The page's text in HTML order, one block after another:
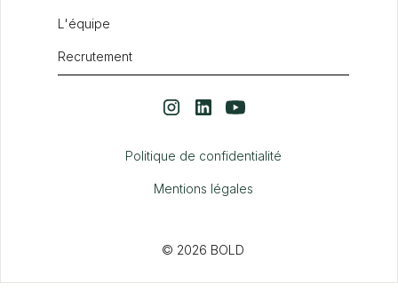
L'équipe
Recrutement
© 2026 BOLD
Politique de confidentialité
Mentions légales